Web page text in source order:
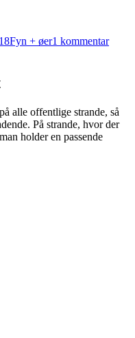
Fyn + øer1 kommentar
alle offentlige strande, så
På strande, hvor der
holder en passende